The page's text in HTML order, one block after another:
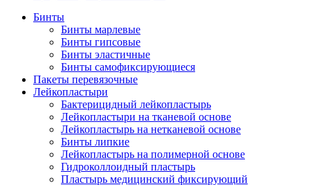
Бинты
Бинты марлевые
Бинты гипсовые
Бинты эластичные
Бинты самофиксирующиеся
Пакеты перевязочные
Лейкопластыри
Бактерицидный лейкопластырь
Лейкопластыри на тканевой основе
Лейкопластырь на нетканевой основе
Бинты липкие
Лейкопластырь на полимерной основе
Гидроколлоидный пластырь
Пластырь медицинский фиксирующий